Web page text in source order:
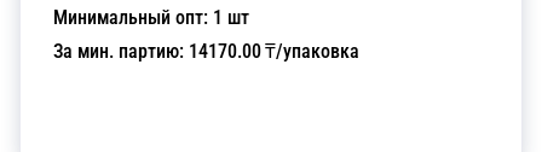
Минимальный опт: 1 шт
За мин. партию: 14170.00₸/упаковка